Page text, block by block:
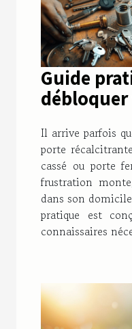
Guide
cylindre
barillet
fermée
Il arrive parfois
porte
cassé ou porte
frustration
dans son
pratique est
connaissaires